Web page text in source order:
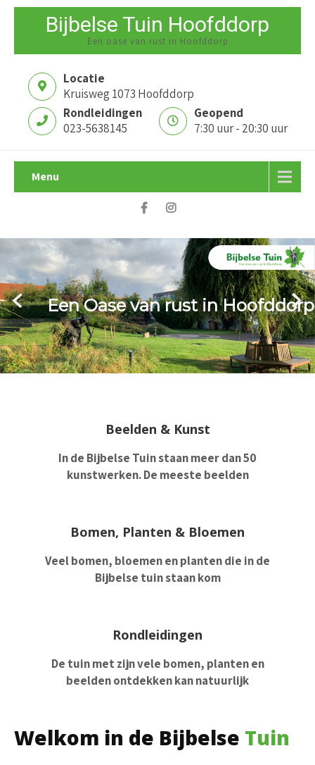
Bijbelse Tuin Hoofddorp
Een oase van rust in Hoofddorp
Locatie
Kruisweg 1073 Hoofddorp
Rondleidingen
023-5638145
Geopend
7:30 uur - 20:30 uur
Menu
Rondleidingen in onze tuin
Beelden & Kunst
In de Bijbelse Tuin staan meer dan 50
kunstwerken. De meeste beelden
Bomen, Planten & Bloemen
Veel bomen, bloemen en planten die in de
Bijbelse tuin staan kom
Rondleidingen
De tuin met zijn vele bomen, planten en
beelden ontdekken kan natuurlijk
Welkom in de Bijbelse Tuin